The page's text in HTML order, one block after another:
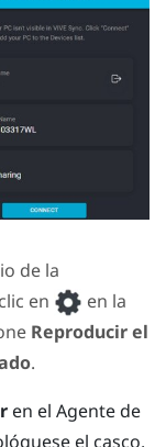
de la
en
en la
Reproducir el
.
en el Agente de
el casco.